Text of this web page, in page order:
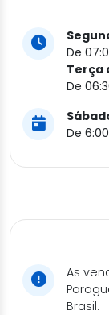
De
Terça
De
De
As
Brasil.